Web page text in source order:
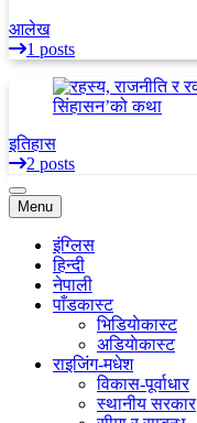
आलेख
1 posts
इतिहास
2 posts
Menu
इंग्लिस
हिन्दी
नेपाली
पाँडकास्ट
भिडियाेकास्ट
अडियाेकास्ट
राइजिंग-मधेश
विकास-पूर्वाधार
स्थानीय सरकार